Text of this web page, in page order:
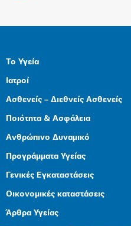
Το Υγεία
Ιατροί
Ασθενείς – Διεθνείς Ασθενείς
Ποιότητα & Ασφάλεια
Ανθρώπινο Δυναμικό
Προγράμματα Υγείας
Γενικές Εγκαταστάσεις
Οικονομικές καταστάσεις
Άρθρα Υγείας